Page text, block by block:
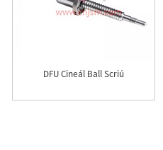
DFU Cineál Ball Scriú